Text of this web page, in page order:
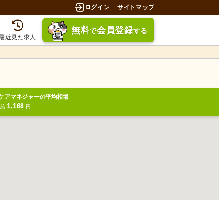
ログイン サイトマップ
近見た求人
無料で会員登録する
アマネジャーの平均相場
1,168 円